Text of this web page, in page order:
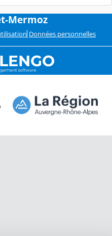
Mermoz
Données personnelles